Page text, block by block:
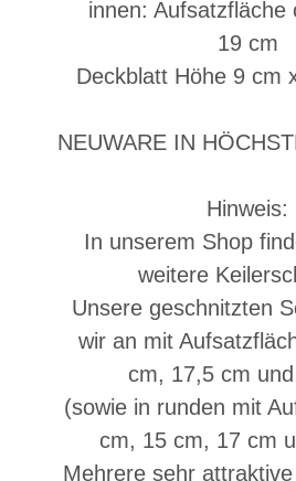
innen: Aufsatzfläche
19 cm
Deckblatt Höhe 9 cm
NEUWARE IN
Hinweis:
In unserem Shop
weitere
Unsere geschnitzten
wir an mit
cm, 17,5 cm
(sowie in runden mit
cm, 15 cm, 17 cm
Mehrere sehr